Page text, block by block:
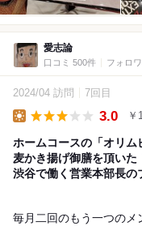
愛志論
口コミ 500件 フォロ
2024/04 訪問 7回目
3.0 ￥
ホームコースの「オリ
麦かき揚げ御膳を頂い
渋谷で働く営業本部長の
毎月二回のもう一つのメ